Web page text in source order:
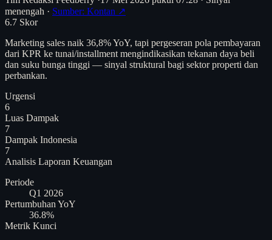
menengah · Sumber: Kontan ↗
6.7 Skor
Marketing sales naik 36,8% YoY, tapi pergeseran pola pembayaran
dari KPR ke tunai/installment mengindikasikan tekanan daya beli
dan suku bunga tinggi — sinyal struktural bagi sektor properti dan
perbankan.
Urgensi
6
Luas Dampak
7
Dampak Indonesia
7
Analisis Laporan Keuangan
Periode
Q1 2026
Pertumbuhan YoY
36.8%
Metrik Kunci